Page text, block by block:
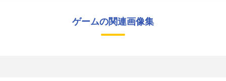
ゲームの関連画像集